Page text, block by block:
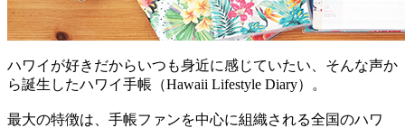
ハワイが好きだからいつも身近に感じていたい、そんな声か
ら誕生したハワイ手帳（Hawaii Lifestyle Diary）。
最大の特徴は、手帳ファンを中心に組織される全国のハワ